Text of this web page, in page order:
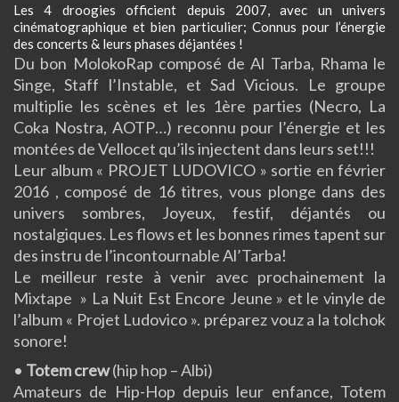
Les 4 droogies officient depuis 2007, avec un univers
cinématographique et bien particulier; Connus pour l’énergie
des concerts & leurs phases déjantées !
Du bon MolokoRap composé de Al Tarba, Rhama le
Singe, Staff l’Instable, et Sad Vicious. Le groupe
multiplie les scènes et les 1ère parties (Necro, La
Coka Nostra, AOTP…) reconnu pour l’énergie et les
montées de Vellocet qu’ils injectent dans leurs set!!!
Leur album « PROJET LUDOVICO » sortie en février
2016 , composé de 16 titres, vous plonge dans des
univers sombres, Joyeux, festif, déjantés ou
nostalgiques. Les flows et les bonnes rimes tapent sur
des instru de l’incontournable Al’Tarba!
Le meilleur reste à venir avec prochainement la
Mixtape » La Nuit Est Encore Jeune » et le vinyle de
l’album « Projet Ludovico ». préparez vouz a la tolchok
sonore!
• Totem crew(hip hop – Albi)
Amateurs de Hip-Hop depuis leur enfance, Totem